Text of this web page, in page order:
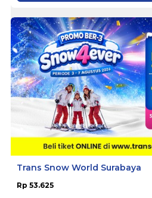
Trans Snow World Surabaya
Rp 53.625